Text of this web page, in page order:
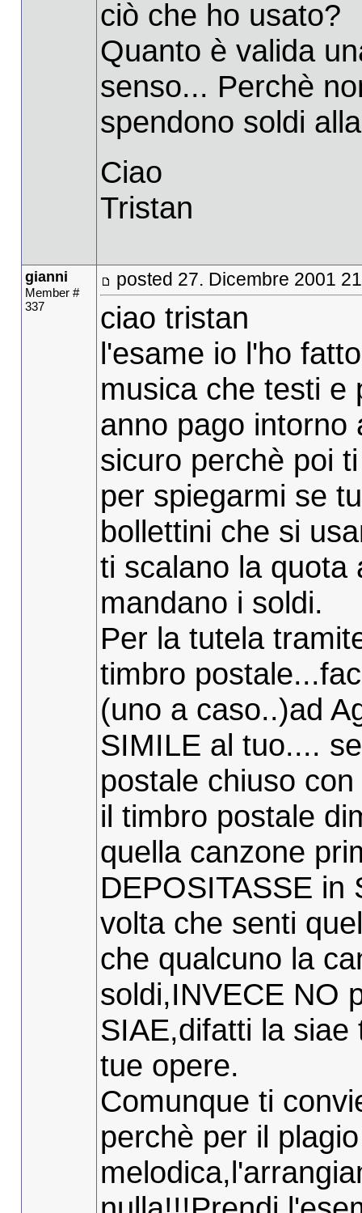
ciò che ho usato?
Quanto è valida
senso... Perchè
spendono soldi
Ciao
Tristan
gianni
Member #
337
posted 27. Dicembre 2001
ciao tristan
l'esame io l'ho
musica che testi e
anno pago intorno
sicuro perchè poi
per spiegarmi se
bollettini che si
ti scalano la quota
mandano i soldi.
Per la tutela
timbro
(uno a caso..)ad
SIMILE al tuo....
postale chiuso
il timbro postale
quella canzone
DEPOSITASSE in
volta che senti
che qualcuno la
soldi,INVECE NO
SIAE,difatti la
tue opere.
Comunque ti
perchè per il